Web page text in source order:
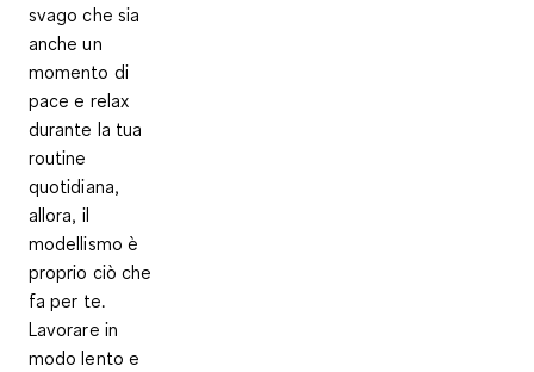
svago che sia
anche un
momento di
pace e relax
durante la tua
routine
quotidiana,
allora, il
modellismo è
proprio ciò che
fa per te.
Lavorare in
modo lento e